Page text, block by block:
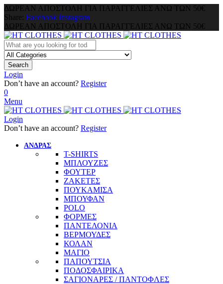
ΔΩΡΕΑΝ ΑΠΟΣΤΟΛΗ ΓΙΑ ΠΑΡΑΓΓΕΛΙΕΣ ΑΝΩ ΤΩΝ 50€
Share: Facebook Instagram
ΔΩΡΕΑΝ ΑΠΟΣΤΟΛΗ ΓΙΑ ΠΑΡΑΓΓΕΛΙΕΣ ΑΝΩ ΤΩΝ 50€
Search
Login
Don’t have an account? Register
0
Menu
Login
Don’t have an account? Register
ΑΝΔΡΑΣ
T-SHIRTS
ΜΠΛΟΥΖΕΣ
ΦΟΥΤΕΡ
ΖΑΚΕΤΕΣ
ΠΟΥΚΑΜΙΣΑ
ΜΠΟΥΦΑΝ
POLO
ΦΟΡΜΕΣ
ΠΑΝΤΕΛΟΝΙΑ
ΒΕΡΜΟΥΔΕΣ
ΚΟΛΑΝ
ΜΑΓΙΟ
ΠΑΠΟΥΤΣΙΑ
ΠΟΔΟΣΦΑΙΡΙΚΑ
ΣΑΓΙΟΝΑΡΕΣ / ΠΑΝΤΟΦΛΕΣ